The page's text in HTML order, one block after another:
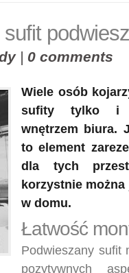
| 0 comments
Wiele osób
sufity tylko i
wnętrzem biura.
to element
dla tych
korzystnie
w domu.
Łatwość
Podwieszany sufit
pozytywnych